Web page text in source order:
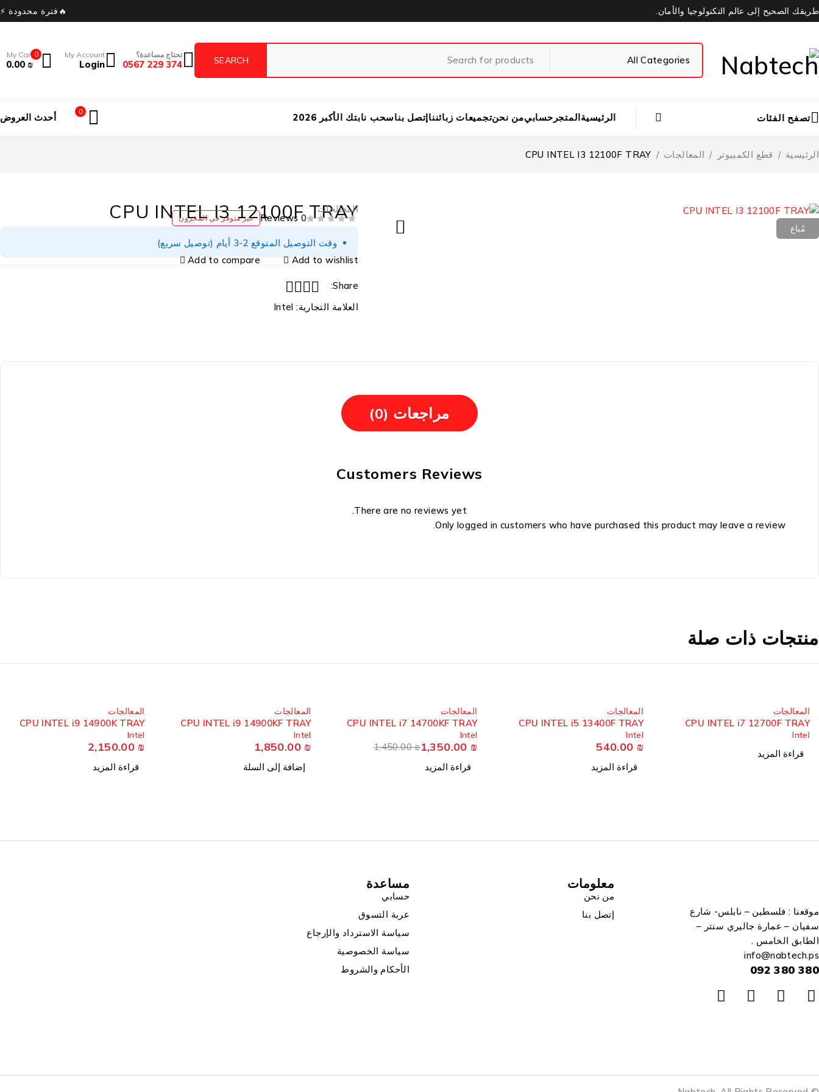
طريقك الصحيح إلى عالم التكنولوجيا والأمان. 🔥فترة محدودة ⚡
تحتاج مساعدة؟
374 229 0567
My Account
Login
0
My Cart
0.00 ₪
تصفح الفئات الرئيسيةالمتجر حسابيمن نحنتجميعات زبائنناإتصل بناسحب نابتك الأكبر 2026 0 أحدث العروض
الرئيسية / قطع الكمبيوتر / المعالجات /
CPU INTEL I3 12100F TRAY
مُباع
المعالجات
CPU INTEL I3 12100F TRAY
0 Reviews غير متوفر في المخزون
وقت التوصيل المتوقع 2-3 أيام (توصيل سريع)
Add to wishlist
Add to compare
Share:
العلامة التجارية: Intel
مراجعات (0)
Customers Reviews
There are no reviews yet.
Only logged in customers who have purchased this product may leave a review.
منتجات ذات صلة
المعالجات
CPU INTEL i7 12700F TRAY
Intel
قراءة المزيد
المعالجات
CPU INTEL i5 13400F TRAY
Intel
540.00 ₪
قراءة المزيد
المعالجات
CPU INTEL i7 14700KF TRAY
Intel
1,450.00₪1,350.00 ₪
قراءة المزيد
المعالجات
CPU INTEL i9 14900KF TRAY
Intel
1,850.00 ₪
إضافة إلى السلة
المعالجات
CPU INTEL i9 14900K TRAY
Intel
2,150.00 ₪
قراءة المزيد
موقعنا : فلسطين – نابلس- شارع
سفيان – عمارة جاليري سنتر –
الطابق الخامس .
info@nabtech.ps
380 380 092
معلومات
من نحن
إتصل بنا
مساعدة
حسابي
عربة التسوق
سياسة الاسترداد والإرجاع
سياسة الخصوصية
الأحكام والشروط